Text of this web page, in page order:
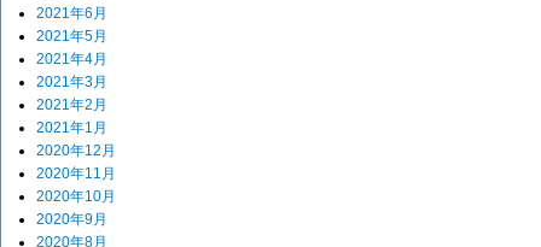
2021年6月
2021年5月
2021年4月
2021年3月
2021年2月
2021年1月
2020年12月
2020年11月
2020年10月
2020年9月
2020年8月